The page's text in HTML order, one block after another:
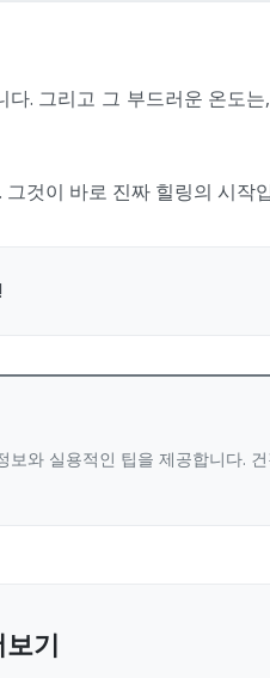
. 그리고 그 부드러운 온도
것이 바로 진짜 힐링의 시작
와 실용적인 팁을 제공합니다.
기